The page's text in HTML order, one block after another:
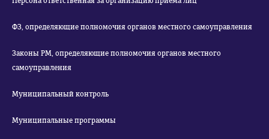
ФЗ, определяющие полномочия органов местного самоуправления
Законы РМ, определяющие полномочия органов местного
самоуправления
Муниципальный контроль
Муниципальные программы